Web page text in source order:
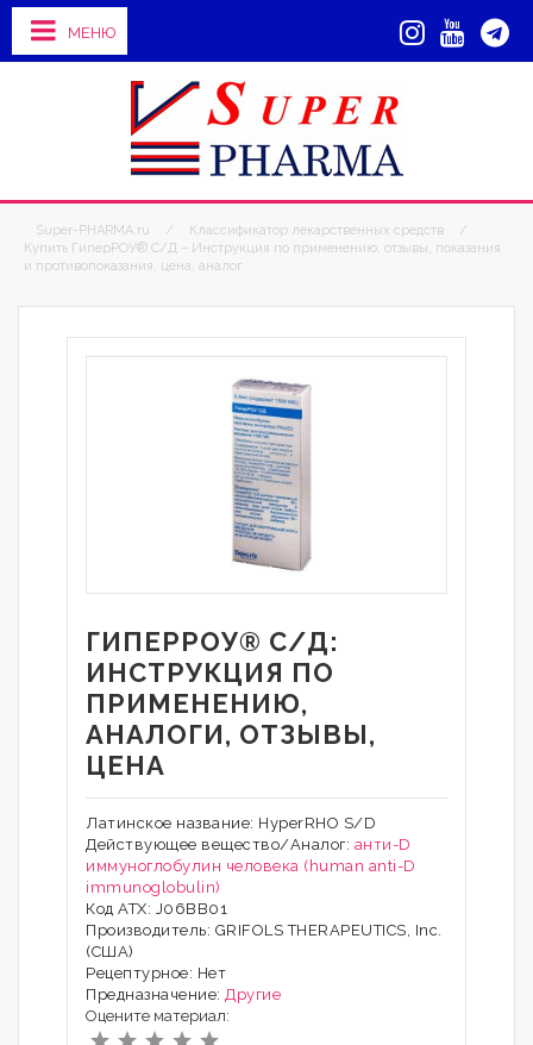
МЕНЮ
Super-PHARMA.ru / Классификатор лекарственных средств
/
Купить ГиперРОУ® С/Д – Инструкция по применению, отзывы, показания
и противопоказания, цена, аналог
ГИПЕРРОУ® С/Д:
ИНСТРУКЦИЯ ПО
ПРИМЕНЕНИЮ,
АНАЛОГИ, ОТЗЫВЫ,
ЦЕНА
Латинское название: HyperRHO S/D
Действующее вещество/Аналог: анти-D
иммуноглобулин человека (human anti-D
immunoglobulin)
Код АТХ: J06BB01
Производитель: GRIFOLS THERAPEUTICS, Inc.
(США)
Рецептурное: Нет
Предназначение: Другие
Оцените материал: